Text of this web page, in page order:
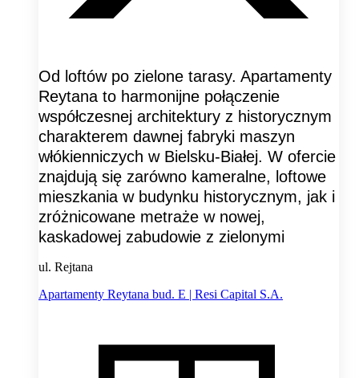
Od loftów po zielone tarasy. Apartamenty
Reytana to harmonijne połączenie
współczesnej architektury z historycznym
charakterem dawnej fabryki maszyn
włókienniczych w Bielsku-Białej. W ofercie
znajdują się zarówno kameralne, loftowe
mieszkania w budynku historycznym, jak i
zróżnicowane metraże w nowej,
kaskadowej zabudowie z zielonymi
ul. Rejtana
Apartamenty Reytana bud. E | Resi Capital S.A.